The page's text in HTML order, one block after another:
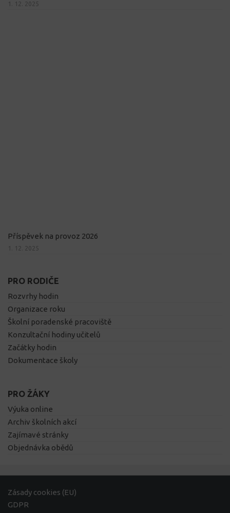
1. 12. 2025
Příspěvek na provoz 2026
1. 12. 2025
PRO RODIČE
Rozvrhy hodin
Organizace roku
Školní poradenské pracoviště
Konzultační hodiny učitelů
Začátky hodin
Dokumentace školy
PRO ŽÁKY
Výuka online
Archiv školních akcí
Zajímavé stránky
Objednávka obědů
Zásady cookies (EU)
GDPR